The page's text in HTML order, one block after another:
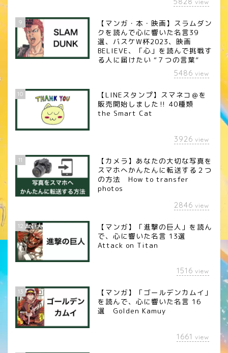
view
9
【マンガ・本・映画】スラムダン
クを読んで心に響いた名言39
選、バスケW杯2023、映画
BELIEVE、「心」を読んで挑戦す
る人に届けたい “７つの言葉”
5486 view
10
【LINEスタンプ】スマネコ＠を
販売開始しました‼︎ 40種類
the Smart Cat
3926 view
11
【カメラ】あなたの大切な写真を
スマホへかんたんに転送する２つ
の方法 How to transfer
photos
2846 view
12
【マンガ】「進撃の巨人」を読ん
で、心に響いた名言 13選
Attack on Titan
1516 view
13
【マンガ】「ゴールデンカムイ」
を読んで、心に響いた名言 16
選 Golden Kamuy
1661 view